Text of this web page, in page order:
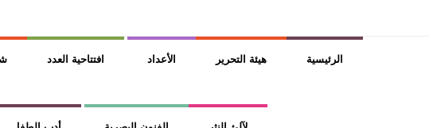
​ اللون الأحمر وشاح سردية الأدب وسر رمزية النصوص
الرئيسية
هيئة التحرير الأعداد افتتاحية العدد